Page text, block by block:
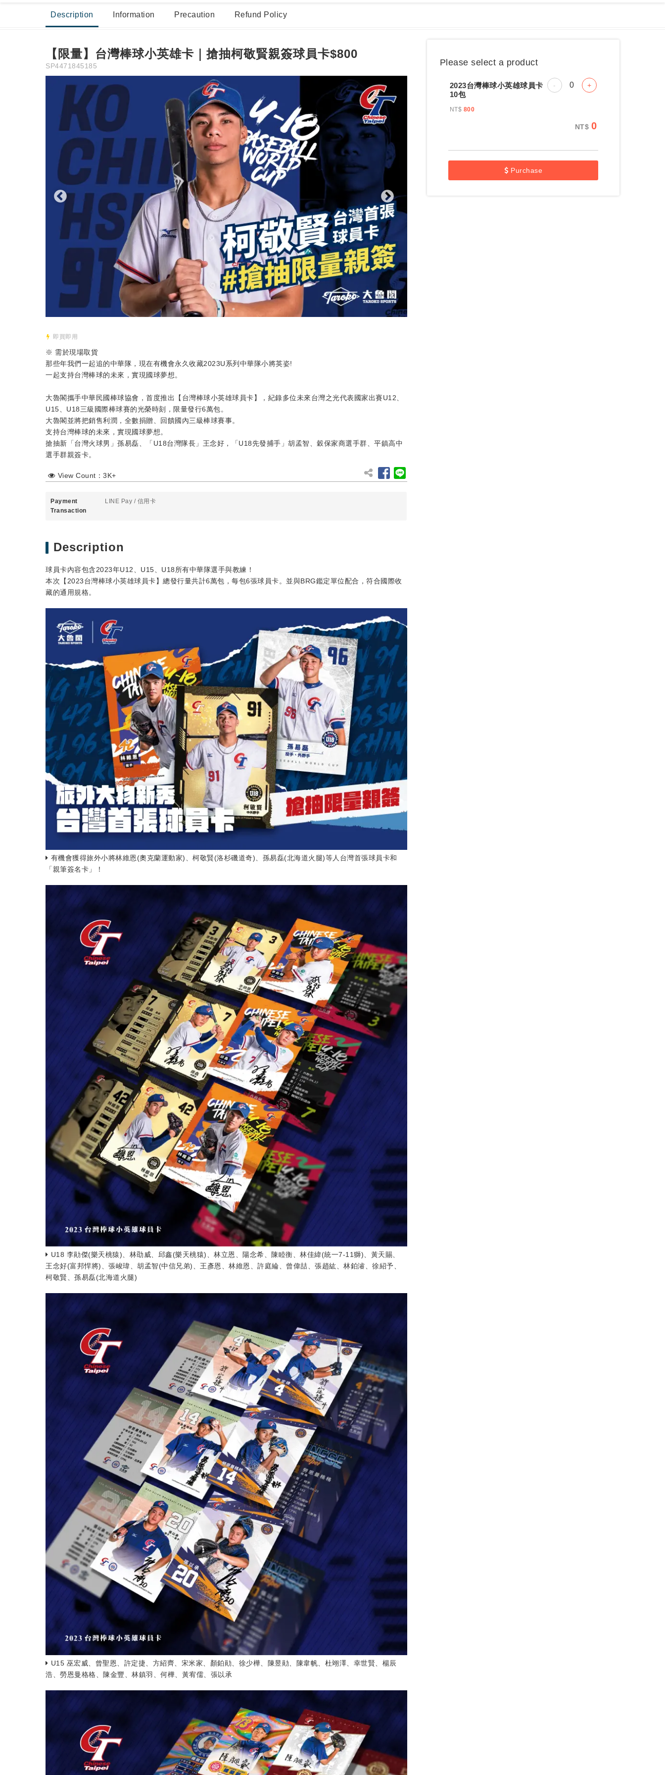
棒壘球打擊場 保齡球館 服務據點
Description Information Precaution Refund Policy
【限量】台灣棒球小英雄卡｜搶抽柯敬賢親簽球員卡$800
SP4471845185
即買即用
※ 需於現場取貨
那些年我們一起追的中華隊，現在有機會永久收藏2023U系列中華隊小將英姿!
一起支持台灣棒球的未來，實現國球夢想。
大魯閣攜手中華民國棒球協會，首度推出【台灣棒球小英雄球員卡】，紀錄多位未來台灣之光代表國家出賽U12、
U15、U18三級國際棒球賽的光榮時刻，限量發行6萬包。
大魯閣並將把銷售利潤，全數捐贈、回饋國內三級棒球賽事。
支持台灣棒球的未來，實現國球夢想。
搶抽新「台灣火球男」孫易磊、「U18台灣隊長」王念好，「U18先發捕手」胡孟智、穀保家商選手群、平鎮高中
選手群親簽卡。
View Count：3K+
Payment
Transaction
LINE Pay /信用卡
Description
球員卡內容包含2023年U12、U15、U18所有中華隊選手與教練！
本次【2023台灣棒球小英雄球員卡】總發行量共計6萬包，每包6張球員卡。並與BRG鑑定單位配合，符合國際收
藏的通用規格。
有機會獲得旅外小將林維恩(奧克蘭運動家)、柯敬賢(洛杉磯道奇)、孫易磊(北海道火腿)等人台灣首張球員卡和
「親筆簽名卡」！
U18 李勛傑(樂天桃猿)、林劭威、邱鑫(樂天桃猿)、林立恩、陽念希、陳睦衡、林佳緯(統一7-11獅)、黃天賜、
王念好(富邦悍將)、張峻瑋、胡孟智(中信兄弟)、王彥恩、林維恩、許庭綸、曾偉喆、張趙紘、林鉑濬、徐紹予、
柯敬賢、孫易磊(北海道火腿)
U15 巫宏威、曾聖恩、許定捷、方紹齊、宋米家、顏鉑勛、徐少樺、陳昱勛、陳韋帆、杜翊澤、幸世賢、楊辰
浩、勞恩曼格格、陳金豐、林鎮羽、何樺、黃宥儒、張以承
Please select a product
2023台灣棒球小英雄球員卡
10包
NT$ 800
- +
NT$ 0
Purchase